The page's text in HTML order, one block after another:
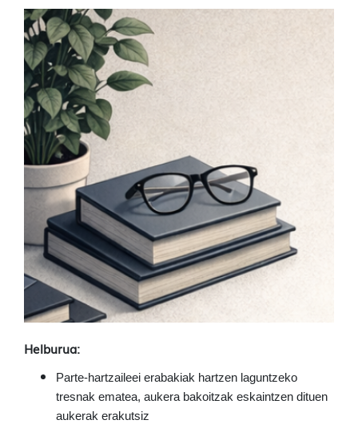
Helburua:
Parte-hartzaileei erabakiak hartzen laguntzeko
tresnak ematea, aukera bakoitzak eskaintzen dituen
aukerak erakutsiz